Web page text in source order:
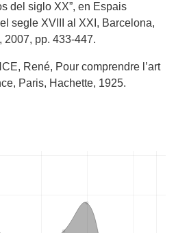
del siglo XX”, en Espais
segle XVIII al XXI, Barcelona,
2007, pp. 433-447.
René, Pour comprendre l’art
Paris, Hachette, 1925.